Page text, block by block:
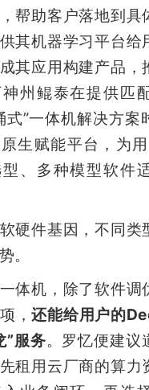
帮助客户落地到具
其机器学习平台给
其应用构建产品，
州鲲泰在提供匹
式”一体机解决方案
生赋能平台，为
、多种模型软件
硬件基因，不同类
。
体机，除了软件调
，还能给用户的
”服务。罗忆便建议
租用云厂商的算力